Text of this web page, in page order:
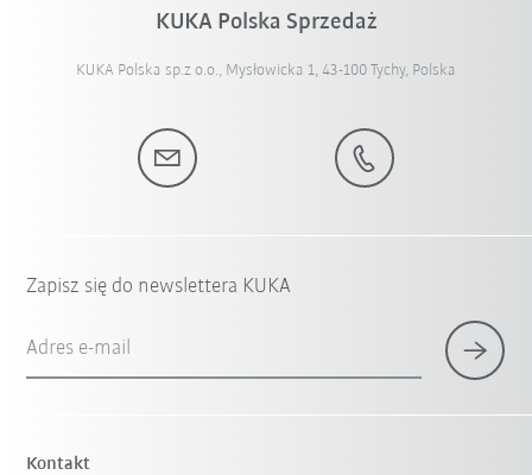
KUKA Polska Sprzedaż
KUKA Polska sp.z o.o., Mysłowicka 1, 43-100 Tychy, Polska
Zapisz się do newslettera KUKA
Adres e-mail
Kontakt